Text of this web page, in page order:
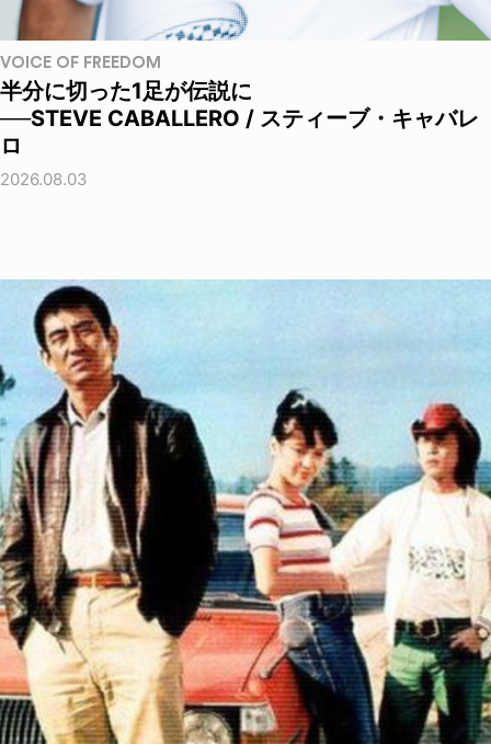
VOICE OF FREEDOM
半分に切った1足が伝説に
──STEVE CABALLERO / スティーブ・キャバレ
ロ
2026.08.03